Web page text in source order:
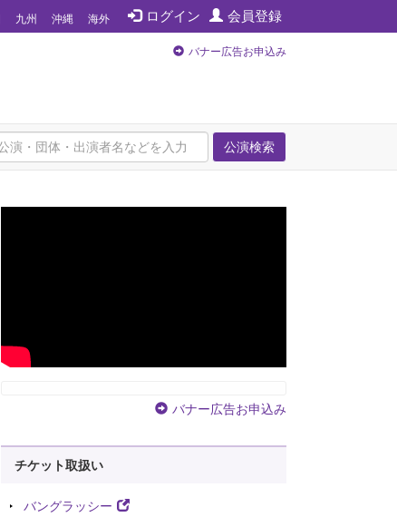
ログイン 会員登録
九州 沖縄 海外
バナー広告お申込み
公演検索
バナー広告お申込み
チケット取扱い
バングラッシー